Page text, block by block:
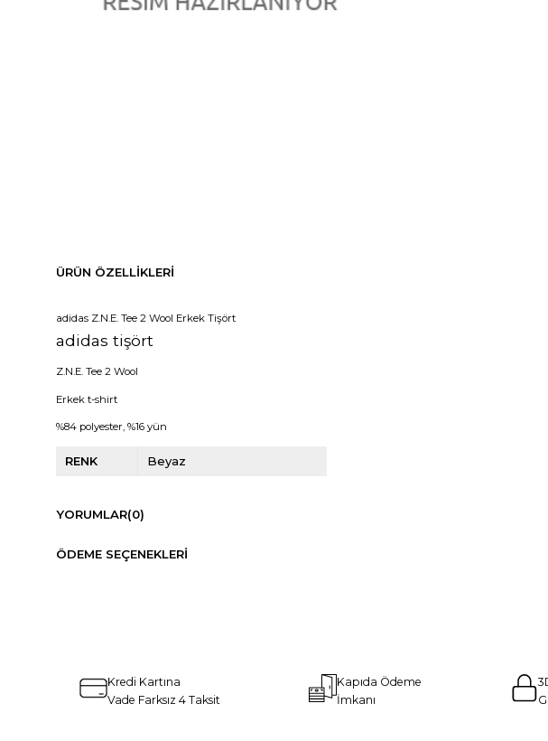
ÜRÜN ÖZELLIKLERI
adidas Z.N.E. Tee 2 Wool Erkek Tişört
adidas tişört
Z.N.E. Tee 2 Wool
Erkek t-shirt
%84 polyester, %16 yün
RENK Beyaz
YORUMLAR(0)
ÖDEME SEÇENEKLERI
Kredi Kartına
Vade Farksız 4 Taksit
Kapıda Ödeme
İmkanı